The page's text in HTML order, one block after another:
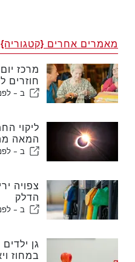
מאמרים אחרים {קטגוריה}
מרכז
חוזרים
ב - לפני 4
ליקוי
המאה
ב - לפני 20
צפויה
הדלק
ב - לפני 22
גן
במחוז